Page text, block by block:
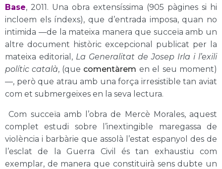
Base, 2011. Una obra extensíssima (905 pàgines si hi
incloem els índexs), que d’entrada imposa, quan no
intimida —de la mateixa manera que succeïa amb un
altre document històric excepcional publicat per la
mateixa editorial, La Generalitat de Josep Irla i l’exili
polític català, (que comentàrem en el seu moment)
—, però que atrau amb una força irresistible tan aviat
com et submergeixes en la seva lectura.
Com succeïa amb l’obra de Mercè Morales, aquest
complet estudi sobre l’inextingible maregassa de
violència i barbàrie que assolà l’estat espanyol des de
l’esclat de la Guerra Civil és tan exhaustiu com
exemplar, de manera que constituirà sens dubte un